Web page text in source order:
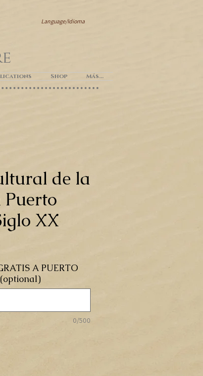
Language/Idioma
Shop Más...
de la
XX
A PUERTO
0/500